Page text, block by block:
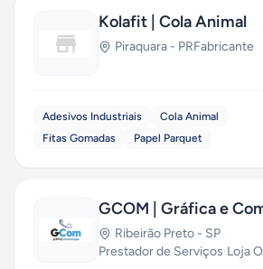
Kolafit | Cola Animal
Piraquara - PRFabricante
Adesivos Industriais
Cola Animal
Fitas Gomadas
Papel Parquet
GCOM | Gráfica e
Ribeirão Preto - SP
Prestador de Serviços·Loja